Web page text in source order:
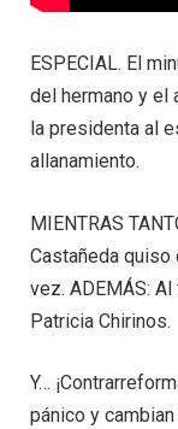
ESPECIAL. El
del hermano y el
la presidenta al
allanamiento.
MIENTRAS
Castañeda quiso
vez. ADEMÁS:
Patricia Chirinos.
Y…
pánico y